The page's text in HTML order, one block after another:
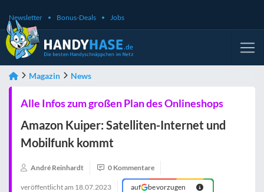
Newsletter Bonus-Deals Jobs
Magazin News
Alle Infos zum großen Plan des Onlineshops
Amazon Kuiper: Satelliten-Internet und
Mobilfunk kommt
André Reinhardt 0 Kommentare
veröffentlicht am 18.07.2023 auf bevorzugen